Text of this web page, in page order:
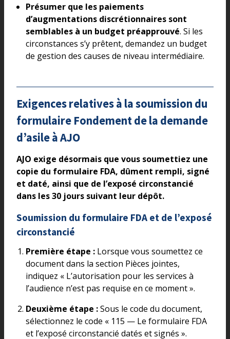
Présumer que les paiements
d’augmentations discrétionnaires sont
semblables à un budget préapprouvé. Si les
circonstances s’y prêtent, demandez un budget
de gestion des causes de niveau intermédiaire.
Exigences relatives à la soumission du
formulaire Fondement de la demande
d’asile à AJO
AJO exige désormais que vous soumettiez une
copie du formulaire FDA, dûment rempli, signé
et daté, ainsi que de l’exposé circonstancié
dans les 30 jours suivant leur dépôt.
Soumission du formulaire FDA et de l’exposé
circonstancié
Première étape :Lorsque vous soumettez ce
document dans la section Pièces jointes,
indiquez « L’autorisation pour les services à
l’audience n’est pas requise en ce moment ».
Deuxième étape :Sous le code du document,
sélectionnez le code « 115 — Le formulaire FDA
et l’exposé circonstancié datés et signés ».